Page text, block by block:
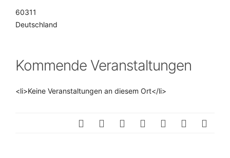
60311
Deutschland
Kommende Veranstaltungen
<li>Keine Veranstaltungen an diesem Ort</li>